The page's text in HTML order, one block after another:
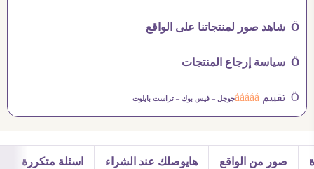
Ö شاهد صور لمنتجاتنا على الواقع
Ö سياسة إرجاع المنتجات
Ö تقييم áááááجوجل – فيس بوك – تراست بايلوت
صور من الواقع هايوصلك عند الشراء اسئلة متكررة